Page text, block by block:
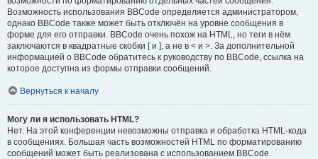
Возможность использования BBCode определяется администратором,
однако BBCode также может быть отключён на уровне сообщения в
форме для его отправки. BBCode очень похож на HTML, но теги в нём
заключаются в квадратные скобки [ и ], а не в < и >. За дополнительной
информацией о BBCode обратитесь к руководству по BBCode, ссылка на
которое доступна из формы отправки сообщений.
Вернуться к началу
Могу ли я использовать HTML?
Нет. На этой конференции невозможны отправка и обработка HTML-кода
в сообщениях. Большая часть возможностей HTML по форматированию
сообщений может быть реализована с использованием BBCode.